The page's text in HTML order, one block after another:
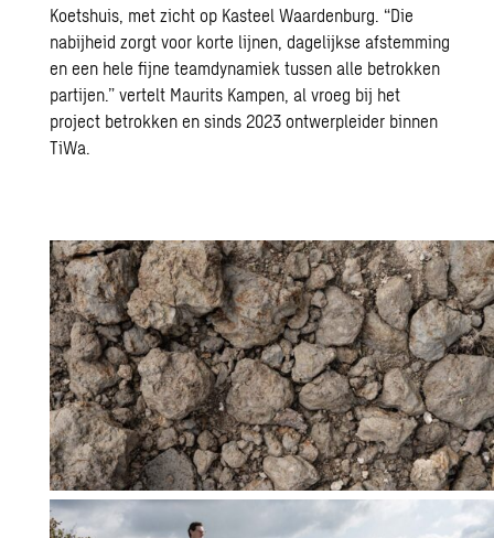
Koetshuis, met zicht op Kasteel Waardenburg. “Die
nabijheid zorgt voor korte lijnen, dagelijkse afstemming
en een hele fijne teamdynamiek tussen alle betrokken
partijen.” vertelt Maurits Kampen, al vroeg bij het
project betrokken en sinds 2023 ontwerpleider binnen
TiWa.